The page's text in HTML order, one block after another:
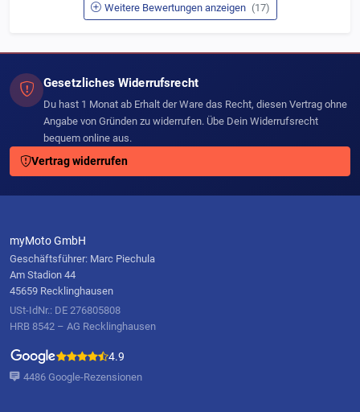
Weitere Bewertungen anzeigen (17)
Gesetzliches Widerrufsrecht
Du hast 1 Monat ab Erhalt der Ware das Recht, diesen Vertrag ohne
Angabe von Gründen zu widerrufen. Übe Dein Widerrufsrecht
bequem online aus.
Vertrag widerrufen
myMoto GmbH
Geschäftsführer: Marc Piechula
Am Stadion 44
45659 Recklinghausen
USt-IdNr.: DE 276805808
HRB 8542 – AG Recklinghausen
4.9
4486 Google-Rezensionen